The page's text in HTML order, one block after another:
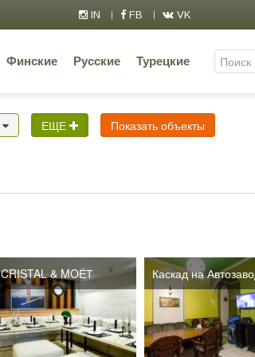
IN FB VK
Финские Русские Турецкие
ЕЩЕ Показать объекты
CRISTAL & MOЁТ